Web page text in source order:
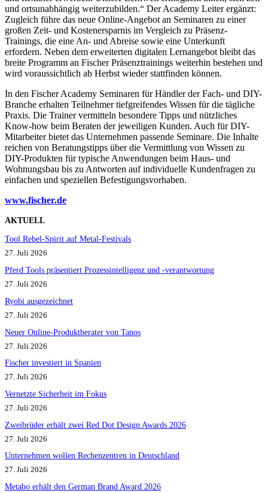
und ortsunabhängig weiterzubilden.“ Der Academy Leiter ergänzt:
Zugleich führe das neue Online-Angebot an Seminaren zu einer
großen Zeit- und Kostenersparnis im Vergleich zu Präsenz-
Trainings, die eine An- und Abreise sowie eine Unterkunft
erfordern. Neben dem erweiterten digitalen Lernangebot bleibt das
breite Programm an Fischer Präsenztrainings weiterhin bestehen und
wird voraussichtlich ab Herbst wieder stattfinden können.
In den Fischer Academy Seminaren für Händler der Fach- und DIY-
Branche erhalten Teilnehmer tiefgreifendes Wissen für die tägliche
Praxis. Die Trainer vermitteln besondere Tipps und nützliches
Know-how beim Beraten der jeweiligen Kunden. Auch für DIY-
Mitarbeiter bietet das Unternehmen passende Seminare. Die Inhalte
reichen von Beratungstipps über die Vermittlung von Wissen zu
DIY-Produkten für typische Anwendungen beim Haus- und
Wohnungsbau bis zu Antworten auf individuelle Kundenfragen zu
einfachen und speziellen Befestigungsvorhaben.
www.fischer.de
AKTUELL
Tool Rebel-Spirit auf Metal-Festivals
27. Juli 2026
Pferd Tools präsentiert Prozessintelligenz und -verantwortung
27. Juli 2026
Ryobi ausgezeichnet
27. Juli 2026
Neuer Online-Produktberater von Tanos
27. Juli 2026
Fischer investiert in Spanien
27. Juli 2026
Vernetzte Sicherheit im Fokus
27. Juli 2026
Zweibrüder erhält zwei Red Dot Design Awards 2026
27. Juli 2026
Unternehmen wollen Rechenzentren in Deutschland
27. Juli 2026
Metabo erhält den German Brand Award 2026